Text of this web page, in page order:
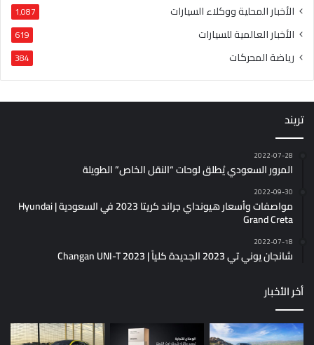
الأخبار المحلية ووكلاء السيارات 1٬087
الأخبار العالمية للسيارات 619
رياضة المحركات 384
تريند
2022-07-28
المرور السعودي يُطلق لوحات “النقل الخاص” الطويلة
2022-09-30
مواصفات وأسعار هيونداي جراند كريتا 2023 في السعودية | Hyundai
Grand Creta
2022-07-18
شانجان يوني تي 2023 الجديدة كلياً | Changan UNI-T 2023
أخر الأخبار